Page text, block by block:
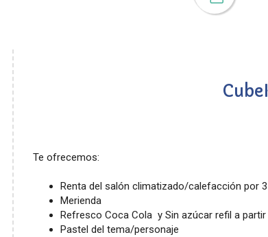
Te ofrecemos:
Renta del salón climatizado/calefacción por
Merienda
Refresco Coca Cola y Sin azúcar refil a partir
Pastel del tema/personaje